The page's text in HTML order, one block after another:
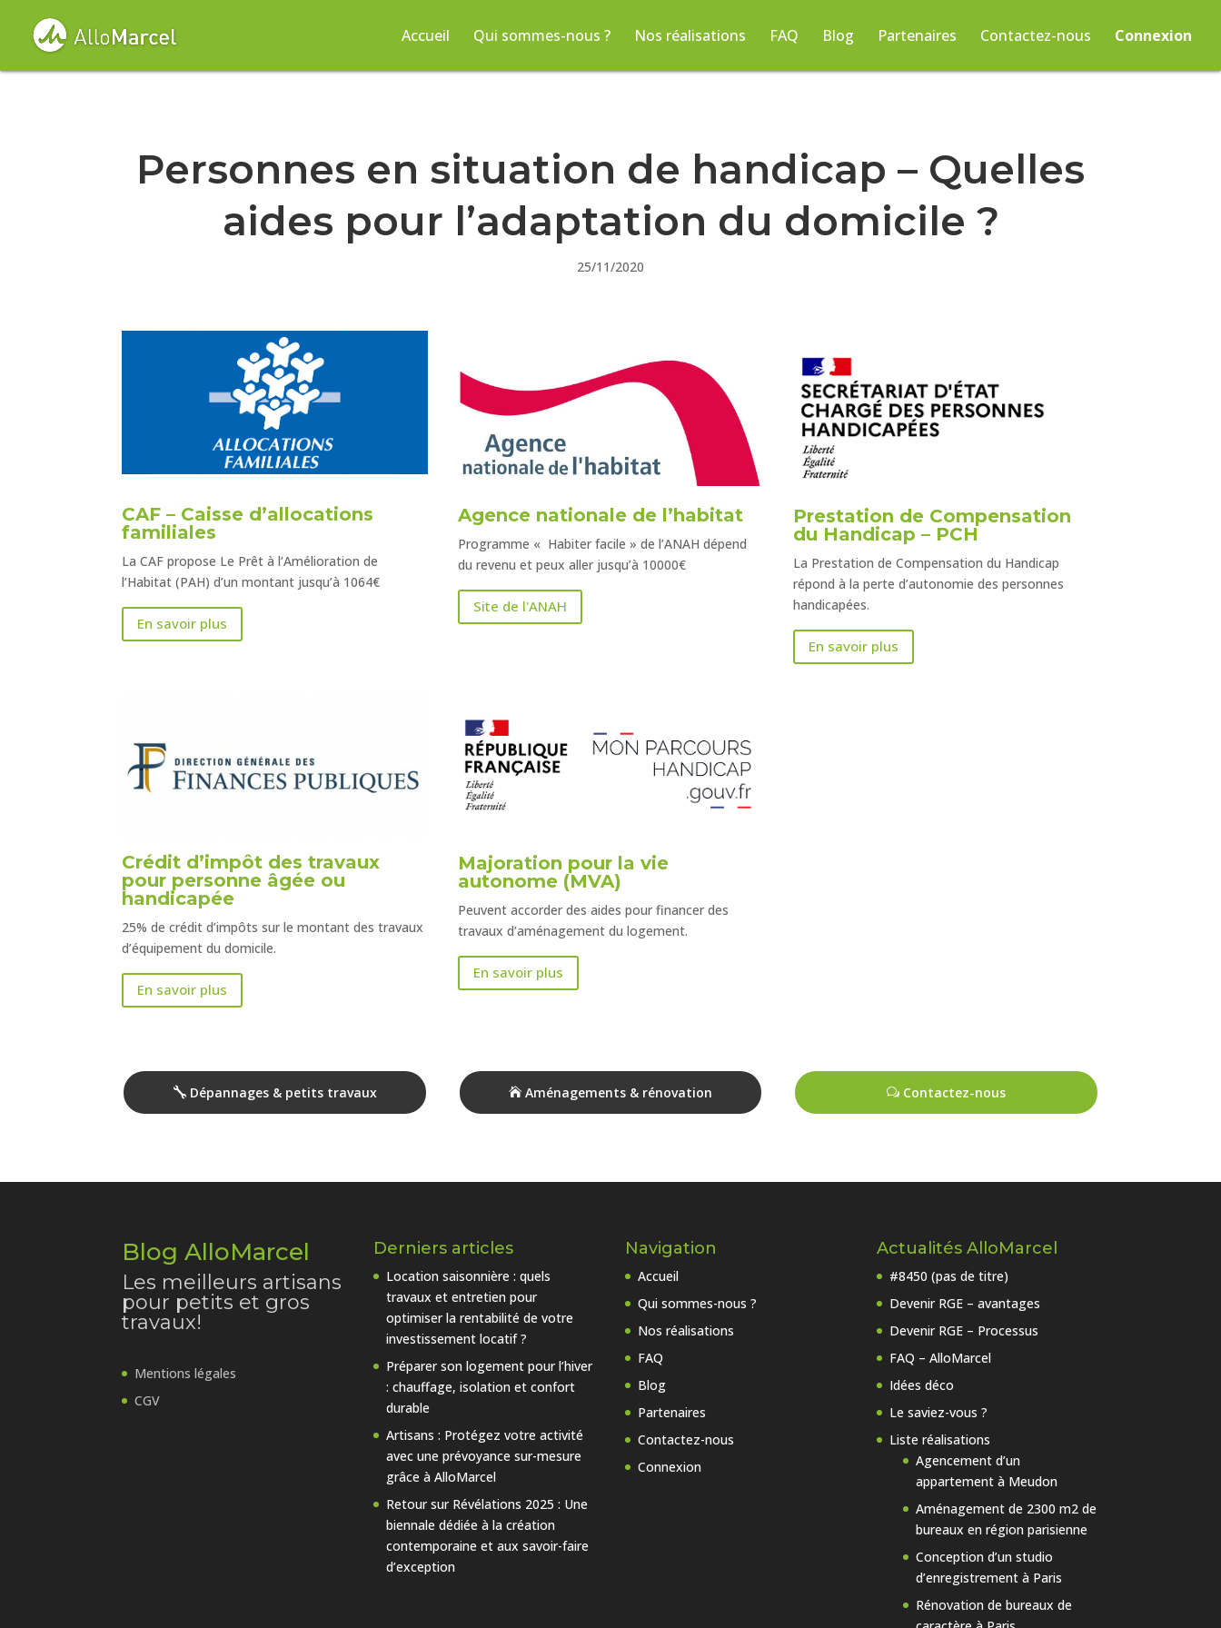
Accueil Qui sommes-nous ? Nos réalisations FAQ Blog Partenaires Contactez-nous Connexion
Personnes en situation de handicap – Quelles
aides pour l’adaptation du domicile ?
25/11/2020
CAF – Caisse d’allocations
familiales
La CAF propose Le Prêt à l’Amélioration de
l’Habitat (PAH) d’un montant jusqu’à 1064€
En savoir plus
Agence nationale de l’habitat
Programme « Habiter facile » de l’ANAH dépend
du revenu et peux aller jusqu’à 10000€
Site de l'ANAH
Prestation de Compensation
du Handicap – PCH
La Prestation de Compensation du Handicap
répond à la perte d’autonomie des personnes
handicapées.
En savoir plus
Crédit d’impôt des travaux
pour personne âgée ou
handicapée
25% de crédit d’impôts sur le montant des travaux
d’équipement du domicile.
En savoir plus
Majoration pour la vie
autonome (MVA)
Peuvent accorder des aides pour financer des
travaux d’aménagement du logement.
En savoir plus
Dépannages & petits travaux Aménagements & rénovation Contactez-nous
Blog AlloMarcel
Les meilleurs artisans
pour petits et gros
travaux!
Mentions légales
CGV
Derniers articles
Location saisonnière : quels
travaux et entretien pour
optimiser la rentabilité de votre
investissement locatif ?
Préparer son logement pour l’hiver
: chauffage, isolation et confort
durable
Artisans : Protégez votre activité
avec une prévoyance sur-mesure
grâce à AlloMarcel
Retour sur Révélations 2025 : Une
biennale dédiée à la création
contemporaine et aux savoir-faire
d’exception
Navigation
Accueil
Qui sommes-nous ?
Nos réalisations
FAQ
Blog
Partenaires
Contactez-nous
Connexion
Actualités AlloMarcel
#8450 (pas de titre)
Devenir RGE – avantages
Devenir RGE – Processus
FAQ – AlloMarcel
Idées déco
Le saviez-vous ?
Liste réalisations
Agencement d’un
appartement à Meudon
Aménagement de 2300 m2 de
bureaux en région parisienne
Conception d’un studio
d’enregistrement à Paris
Rénovation de bureaux de